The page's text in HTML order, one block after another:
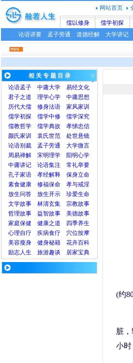
网站首页
儒以修身 儒学初探
论语讲要
孟子旁通 道德经解 大学讲记
相 关 专 题 目 录
论语孟子 中庸大学
易经文化
君子之道
理学心学
中庸思想
历代大儒
修身法语
家风家训
儒学初探
儒学中修
儒学深究
儒教哲学
儒学典故
孝悌忠信
颜氏家训
袁氏世范
处世悬镜
论语别裁
孟子旁通
大学微言
周易禅解
宋明理学
阳明心学
中庸讲记
论语集注
常礼举要
孔子家语
孝经解释
保身立命
素食健康
修福保命
孝与戒淫
放生问答
放生开示
珍爱生命
文学故事
林清玄集
宗教故事
哲理故事
益智故事
美德故事
家庭保健
健康之道
四季养生
心理自疗 疾病食疗 穴位按摩
美容瘦身 健身秘籍 花卉百科
励志人生
旅游趣谈 居家宝典
(约
脏
小时